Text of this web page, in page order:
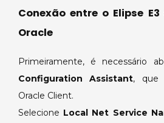
Conexão entre o Elipse E3
Oracle
Primeiramente, é necessário
Configuration Assistant, que
Oracle Client.
Selecione Local Net Service